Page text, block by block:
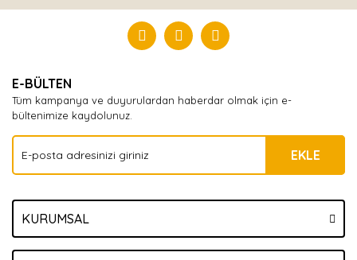
Yorum Yaz
E-BÜLTEN
Tüm kampanya ve duyurulardan haberdar olmak için e-
bültenimize kaydolunuz.
EKLE
KURUMSAL